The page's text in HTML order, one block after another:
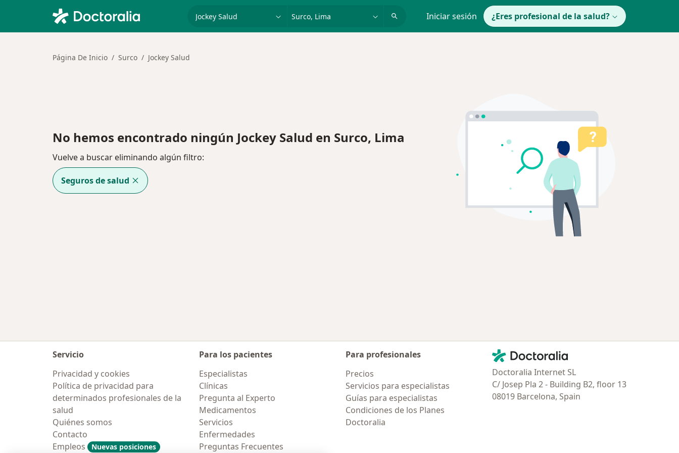
Iniciar sesión ¿Eres profesional de la salud?
Página De Inicio Surco Jockey Salud
No hemos encontrado ningún Jockey Salud en Surco, Lima
Vuelve a buscar eliminando algún filtro:
Seguros de salud
Servicio
Privacidad y cookies
Política de privacidad para
determinados profesionales de la
salud
Quiénes somos
Contacto
Empleos
Nuevas posiciones
Para los pacientes
Especialistas
Clínicas
Pregunta al Experto
Medicamentos
Servicios
Enfermedades
Preguntas Frecuentes
Para profesionales
Precios
Servicios para especialistas
Guías para especialistas
Condiciones de los Planes
Doctoralia
Contacto
Doctoralia - Página de inicio
Doctoralia Internet SL
C/ Josep Pla 2 - Building B2, floor 13
08019 Barcelona, Spain